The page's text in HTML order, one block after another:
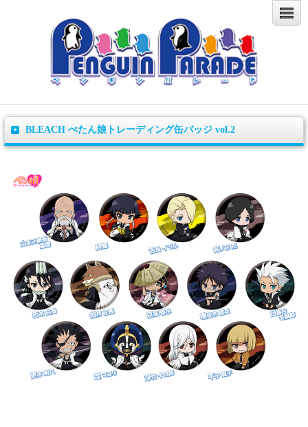
BLEACH ぺたん娘トレーディング缶バッジ vol.2